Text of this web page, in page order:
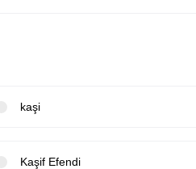
kaşi
Kaşif Efendi